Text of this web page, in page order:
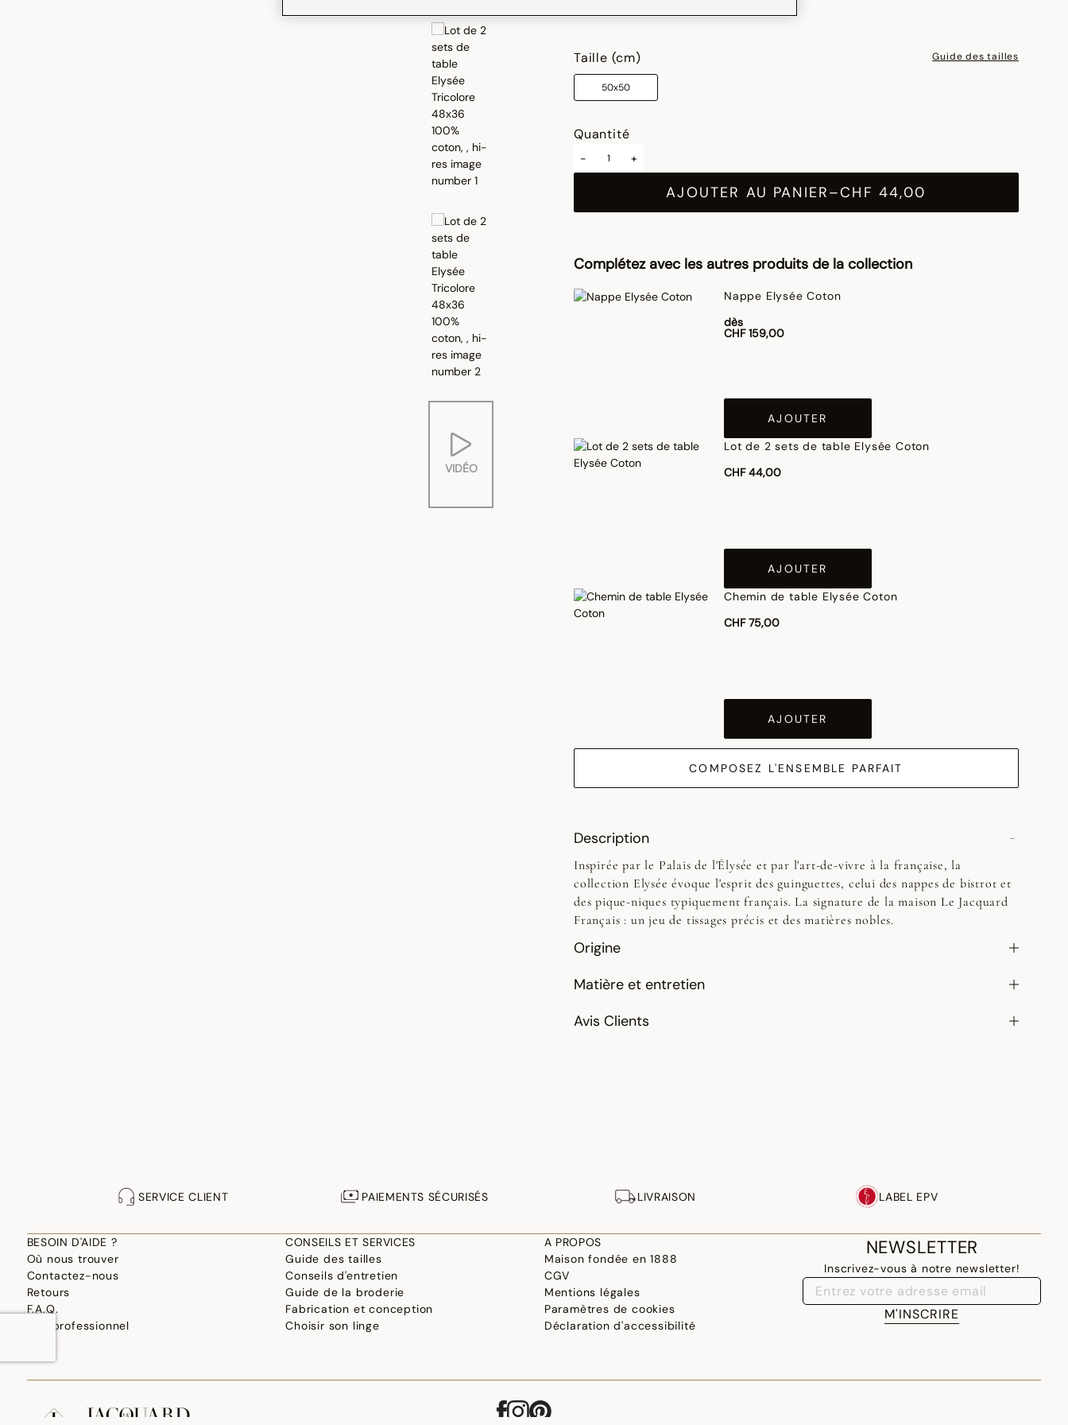
VIDÉO
Taille (cm) Guide des tailles
50x50
Quantité
- +
AJOUTER AU PANIER–CHF 44,00
Complétez avec les autres produits de la collection
Nappe Elysée Coton
dès
CHF 159,00
AJOUTER
Lot de 2 sets de table Elysée Coton
CHF 44,00
AJOUTER
Chemin de table Elysée Coton
CHF 75,00
AJOUTER
COMPOSEZ L'ENSEMBLE PARFAIT
Description
Inspirée par le Palais de l'Élysée et par l'art-de-vivre à la française, la
collection Elysée évoque l'esprit des guinguettes, celui des nappes de bistrot et
des pique-niques typiquement français. La signature de la maison Le Jacquard
Français : un jeu de tissages précis et des matières nobles.
Origine
Matière et entretien
Avis Clients
SERVICE CLIENT PAIEMENTS SÉCURISÉS LIVRAISON LABEL EPV
BESOIN D'AIDE ?
Où nous trouver
Contactez-nous
Retours
F.A.Q.
Site professionnel
CONSEILS ET SERVICES
Guide des tailles
Conseils d'entretien
Guide de la broderie
Fabrication et conception
Choisir son linge
A PROPOS
Maison fondée en 1888
CGV
Mentions légales
Paramètres de cookies
Déclaration d'accessibilité
NEWSLETTER
Inscrivez-vous à notre newsletter!
M'INSCRIRE